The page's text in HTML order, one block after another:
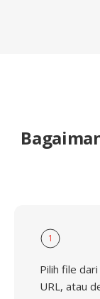
1
Pilih file
URL, atau